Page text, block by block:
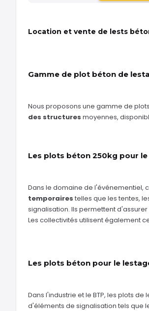
Location et vente de lests
Gamme de plot béton de
Nous proposons une gamme de
des structures moyennes,
Les plots béton 250kg pour
Dans le domaine de l'événementiel,
temporaires telles que les tentes,
signalisation. Ils permettent
Les collectivités utilisent également
Les plots béton pour le
Dans l'industrie et le BTP, les plots
d'éléments de signalisation tels que